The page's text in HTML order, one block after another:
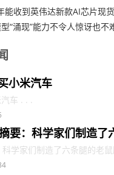
能收到英伟达新款AI芯片现货
“涌现”能力不令人惊讶也不
小米汽车
车 . . .
要：科学家们制造了
学家们制造了六条腿的老